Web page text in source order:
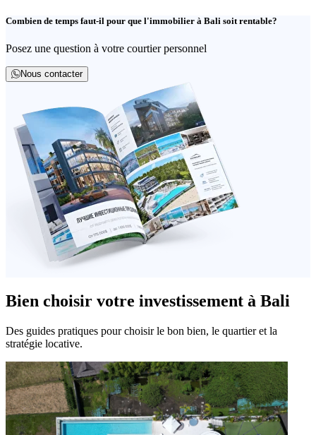
Combien de temps faut-il pour que l'immobilier à Bali soit rentable?
Posez une question à votre courtier personnel
Nous contacter
Bien choisir votre investissement à Bali
Des guides pratiques pour choisir le bon bien, le quartier et la
stratégie locative.